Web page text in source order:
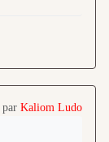
par Kaliom Ludo